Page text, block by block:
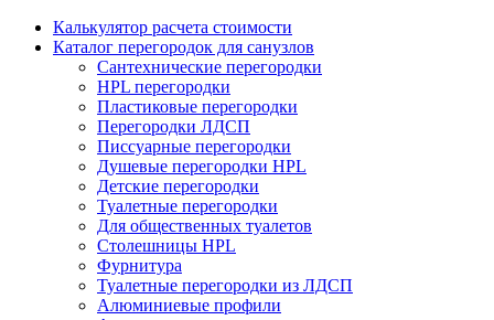
Калькулятор расчета стоимости
Каталог перегородок для санузлов
Сантехнические перегородки
HPL перегородки
Пластиковые перегородки
Перегородки ЛДСП
Писсуарные перегородки
Душевые перегородки HPL
Детские перегородки
Туалетные перегородки
Для общественных туалетов
Столешницы HPL
Фурнитура
Туалетные перегородки из ЛДСП
Алюминиевые профили